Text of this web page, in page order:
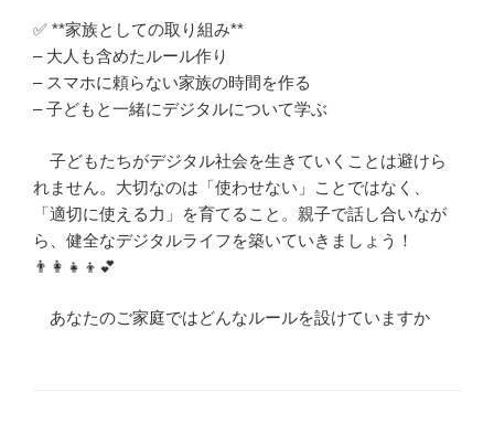
✅ **家族としての取り組み**
– 大人も含めたルール作り
– スマホに頼らない家族の時間を作る
– 子どもと一緒にデジタルについて学ぶ
子どもたちがデジタル社会を生きていくことは避けら
れません。大切なのは「使わせない」ことではなく、
「適切に使える力」を育てること。親子で話し合いなが
ら、健全なデジタルライフを築いていきましょう！
👨‍👩‍👧‍👦💕
あなたのご家庭ではどんなルールを設けていますか